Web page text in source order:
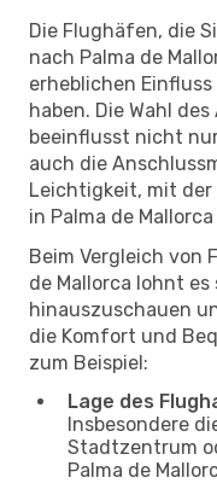
Die Flughäfen, die
nach Palma de
erheblichen
haben. Die Wahl
beeinflusst nicht
auch die
Leichtigkeit, mit der
in Palma de
Beim Vergleich von
de Mallorca lohnt
hinauszuschauen
die Komfort und
zum Beispiel:
Lage des
Insbesondere
Stadtzentrum
Palma de